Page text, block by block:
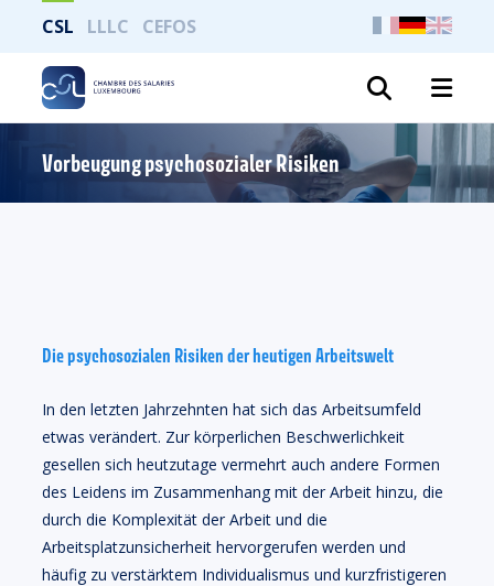
CSL LLLC CEFOS
Vorbeugung psychosozialer Risiken
Die psychosozialen Risiken der heutigen Arbeitswelt
In den letzten Jahrzehnten hat sich das Arbeitsumfeld
etwas verändert. Zur körperlichen Beschwerlichkeit
gesellen sich heutzutage vermehrt auch andere Formen
des Leidens im Zusammenhang mit der Arbeit hinzu, die
durch die Komplexität der Arbeit und die
Arbeitsplatzunsicherheit hervorgerufen werden und
häufig zu verstärktem Individualismus und kurzfristigeren